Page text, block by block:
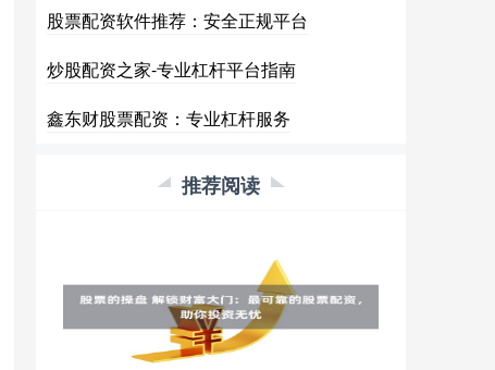
股票配资软件推荐：安全正规平台
炒股配资之家-专业杠杆平台指南
鑫东财股票配资：专业杠杆服务
推荐阅读